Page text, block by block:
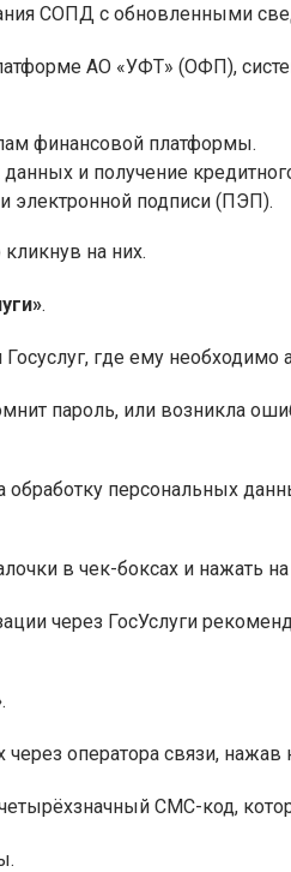
СОПД с обновленными
АО «УФТ» (ОФП),
финансовой платформы.
и получение
электронной подписи (ПЭП).
на них.
.
Госуслуг, где ему
пароль, или возникла
обработку персональных
в чек-боксах и нажать на
через ГосУслуги
.
оператора связи, нажав
СМС-код,